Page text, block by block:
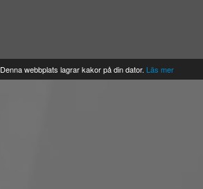
Denna webbplats lagrar kakor på din dator. Läs mer